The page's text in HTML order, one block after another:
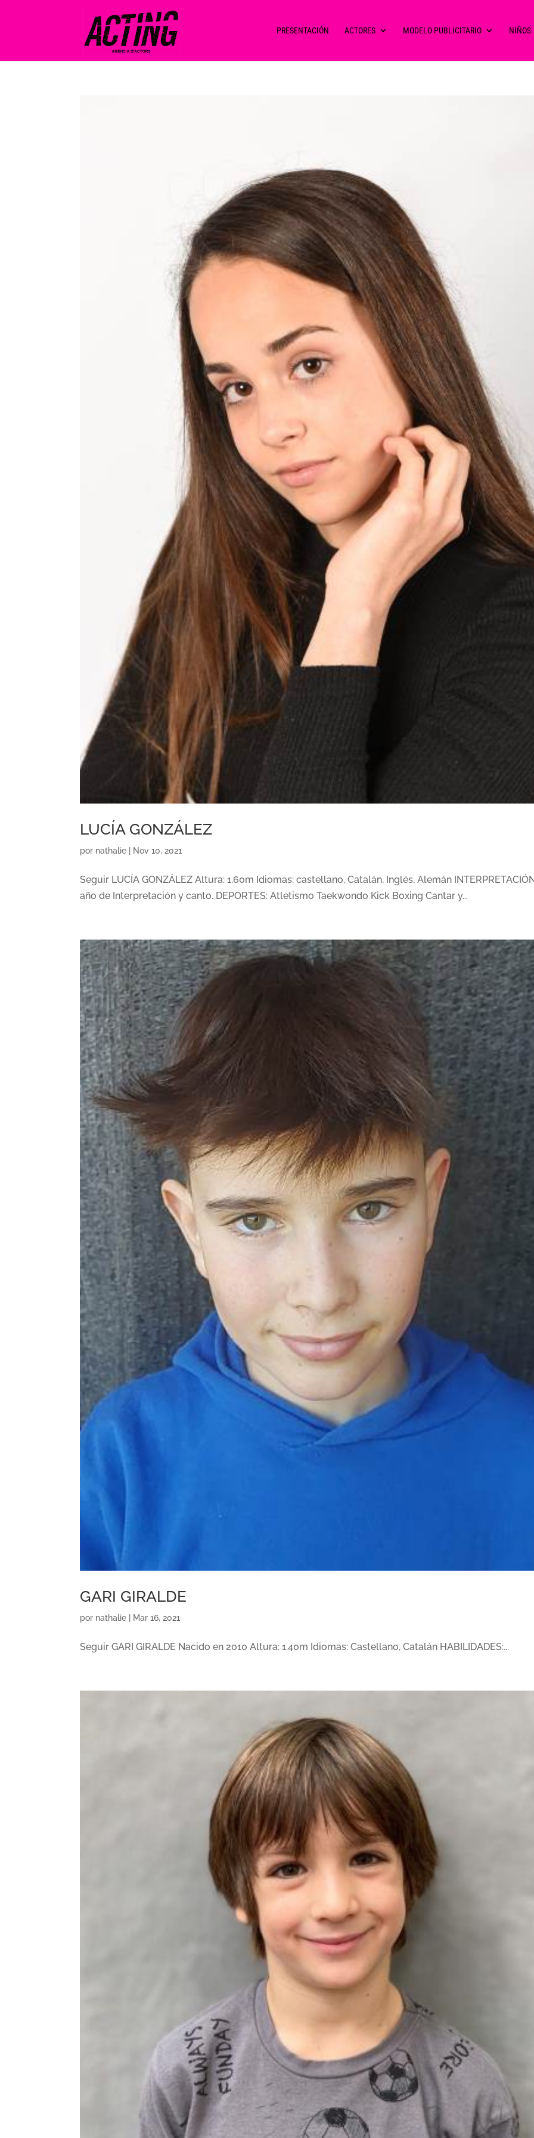
PRESENTACIÓN ACTORES MODELO PUBLICITARIO NIÑOS
LUCÍA GONZÁLEZ
por nathalie Nov 10, 2021
Seguir LUCÍA GONZÁLEZ Altura: 1.60m Idiomas: castellano, Catalán, Inglés, Alemán
año de Interpretación y canto. DEPORTES: Atletismo Taekwondo Kick Boxing Cantar y...
GARI GIRALDE
por nathalie Mar 16, 2021
Seguir GARI GIRALDE Nacido en 2010 Altura: 1.40m Idiomas: Castellano, Catalán HABILIDADES:...